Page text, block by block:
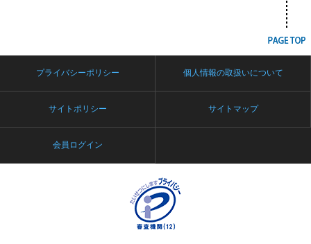
プライバシーポリシー 個人情報の取扱いについて
サイトポリシー サイトマップ
会員ログイン